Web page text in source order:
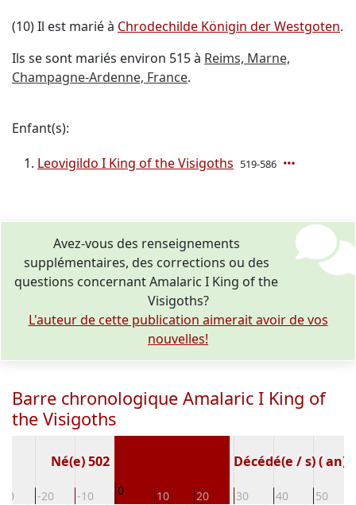
(10) Il est marié à Chrodechilde Königin der Westgoten.
Ils se sont mariés environ 515 à Reims, Marne,
Champagne-Ardenne, France.
Enfant(s):
Leovigildo I King of the Visigoths 519-586
Avez-vous des renseignements
supplémentaires, des corrections ou des
questions concernant Amalaric I King of the
Visigoths?
L'auteur de cette publication aimerait avoir de vos
nouvelles!
Barre chronologique Amalaric I King of
the Visigoths
-20 -10 0 10 20 30 40 50
Né(e) 502 Décédé(e / s) ( an)